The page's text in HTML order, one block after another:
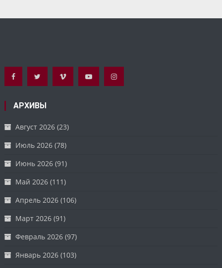
АРХИВЫ
Август 2026 (23)
Июль 2026 (78)
Июнь 2026 (91)
Май 2026 (111)
Апрель 2026 (106)
Март 2026 (91)
Февраль 2026 (97)
Январь 2026 (103)